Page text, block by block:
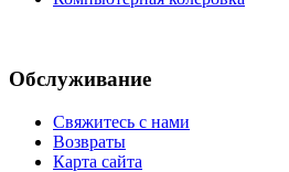
Обслуживание
Свяжитесь с нами
Возвраты
Карта сайта